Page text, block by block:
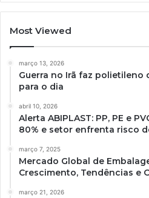
Most Viewed
março 13, 2026
Guerra no Irã faz polietileno
para o dia
abril 10, 2026
Alerta ABIPLAST: PP, PE e
80% e setor enfrenta risco
março 7, 2025
Mercado Global de
Crescimento, Tendências e
março 21, 2026